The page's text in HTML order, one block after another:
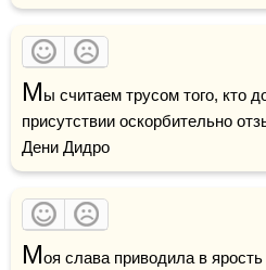
Мы считаем трусом того, кто
присутствии оскорбительно
Дени Дидро
Моя слава приводила в